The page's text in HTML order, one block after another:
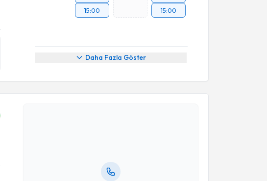
15:00
15:00
Daha Fazla Göster
Randevu Takvimi Talebi